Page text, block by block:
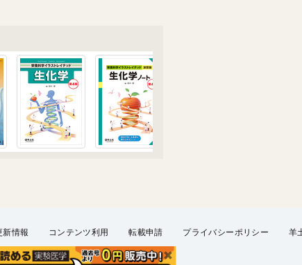
新情報 コンテンツ利用 転載申請 プライバシーポリシー
羊
お問い合わせ English